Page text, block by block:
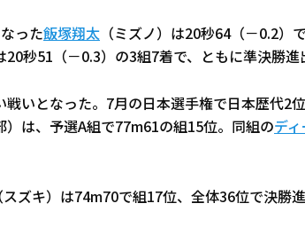
った飯塚翔太 （ミズノ）は20秒64（－0.2）
秒51（－0.3）の3組7着で、ともに準決勝進
戦いとなった。7月の日本選手権で日本歴代2
）は、予選A組で77m61の組15位。同組のデ
スズキ）は74m70で組17位、全体36位で決勝